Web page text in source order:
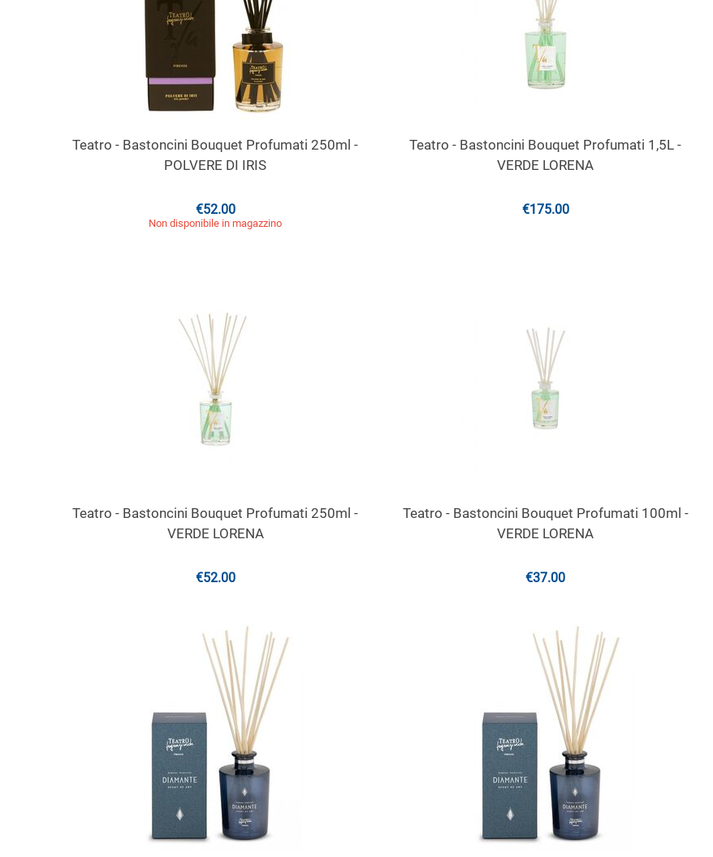
Teatro - Bastoncini Bouquet Profumati 250ml -
POLVERE DI IRIS
€52.00
Non disponibile in magazzino
Teatro - Bastoncini Bouquet Profumati 1,5L -
VERDE LORENA
€175.00
Teatro - Bastoncini Bouquet Profumati 250ml -
VERDE LORENA
€52.00
Teatro - Bastoncini Bouquet Profumati 100ml -
VERDE LORENA
€37.00